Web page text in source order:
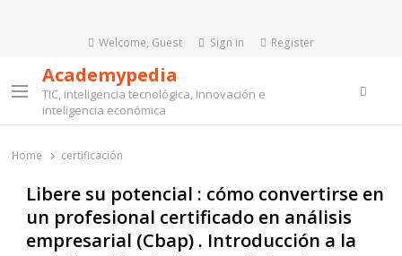
Welcome, Guest Sign in Register
Menu
Academypedia
TIC, inteligencia tecnológica, innovación e
inteligencia económica
Home certificación
Libere su potencial : cómo convertirse en
un profesional certificado en análisis
empresarial (Cbap) . Introducción a la